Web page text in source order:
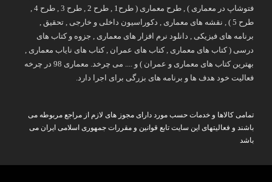
فتوشاپ در معماری ) , طرح معماری ( طرح1 , طرح 2 , طرح 3 , طرح 4 ,
طرح 5 ) , نقشه های معماری , دکوراسیون داخلی و خارجی , تحقیق ,
برنامه های فیزیکی , دانلود نرم افزار های معماری , جزوه و کتاب های
درسی ( کتاب های معماری , کتاب های عمران , کتاب های نایاب معماری ,
بهترین کتاب های معماری و عمران ) و .... می چرخد. معماری 98 در چرخه
فعالیت خود هدف ها و برنامه های بزرگی برای اجرا دارد.
تمامی کالاها و خدمات حسب مورد دارای مجوز های لازم از مراجع مربوطه می
باشند و فعالیتهای این سایت تابع قوانین و مقررات جمهوری اسلامی ایران می
باشد